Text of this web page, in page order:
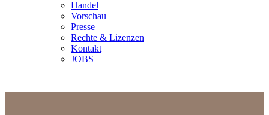
Handel
Vorschau
Presse
Rechte & Lizenzen
Kontakt
JOBS